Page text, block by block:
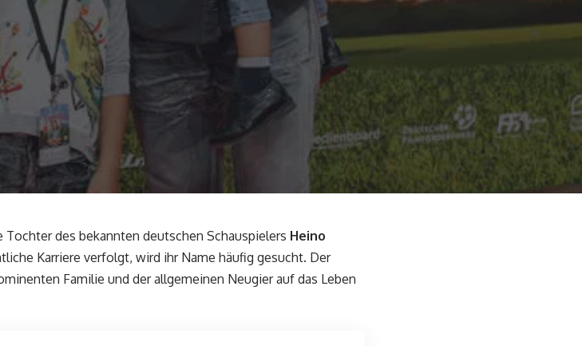
Tochter des bekannten deutschen Schauspielers Heino
Karriere verfolgt, wird ihr Name häufig gesucht. Der
Familie und der allgemeinen Neugier auf das Leben